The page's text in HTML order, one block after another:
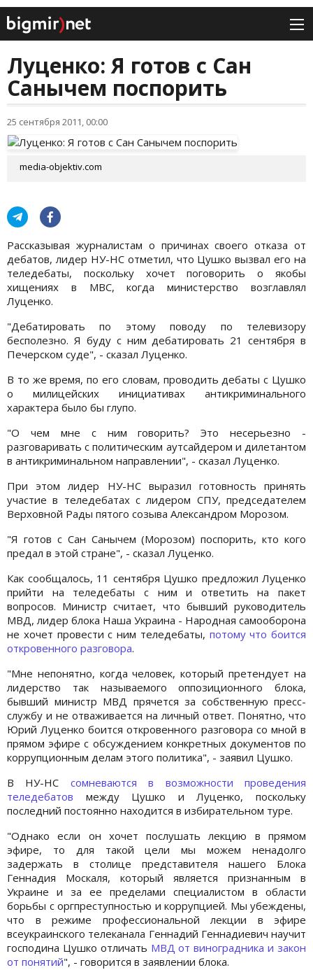
Луценко: Я готов с Сан
Санычем поспорить
25 сентября 2011, 00:00
media-objektiv.com
Рассказывая журналистам о причинах своего отказа от
дебатов, лидер НУ-НС отметил, что Цушко вызвал его на
теледебаты, поскольку хочет поговорить о якобы
хищениях в МВС, когда министерство возглавлял
Луценко.
"Дебатировать по этому поводу по телевизору
бесполезно. Я буду с ним дебатировать 21 сентября в
Печерском суде", - сказал Луценко.
В то же время, по его словам, проводить дебаты с Цушко
о милицейских инициативах антикриминального
характера было бы глупо.
"О чем мне с ним говорить? Это несерьезно -
разговаривать с политическим аутсайдером и дилетантом
в антикриминальном направлении", - сказал Луценко.
При этом лидер НУ-НС выразил готовность принять
участие в теледебатах с лидером СПУ, председателем
Верховной Рады пятого созыва Александром Морозом.
"Я готов с Сан Санычем (Морозом) поспорить, кто кого
предал в этой стране", - сказал Луценко.
Как сообщалось, 11 сентября Цушко предложил Луценко
прийти на теледебаты с ним и ответить на пакет
вопросов. Министр считает, что бывший руководитель
МВД, лидер блока Наша Украина - Народная самооборона
не хочет провести с ним теледебаты, потому что боится
откровенного разговора.
"Мне непонятно, когда человек, который претендует на
лидерство так называемого оппозиционного блока,
бывший министр МВД прячется за собственную пресс-
службу и не отваживается на личный ответ. Понятно, что
Юрий Луценко боится откровенного разговора со мной в
прямом эфире с обсуждением конкретных документов по
коррупционным делам этого политика", - заявил Цушко.
В НУ-НС сомневаются в возможности проведения
теледебатов между Цушко и Луценко, поскольку
последний постоянно находится в избирательном туре.
"Однако если он хочет послушать лекцию в прямом
эфире, то для такой цели мы можем ненадолго
задержать в столице представителя нашего Блока
Геннадия Москаля, который является признанным в
Украине и за ее пределами специалистом в области
борьбы с оргпреступностью и коррупцией. Мы убеждены,
что в режиме профессиональной лекции в эфире
всеукраинского телеканала Геннадий Геннадиевич научит
господина Цушко отличать МBД от виноградника и закон
от понятий", - говорится в заявлении блока.